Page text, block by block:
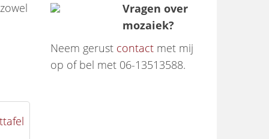
Vragen over
mozaiek?
Neem gerust contactmet mij
op of bel met 06-13513588.